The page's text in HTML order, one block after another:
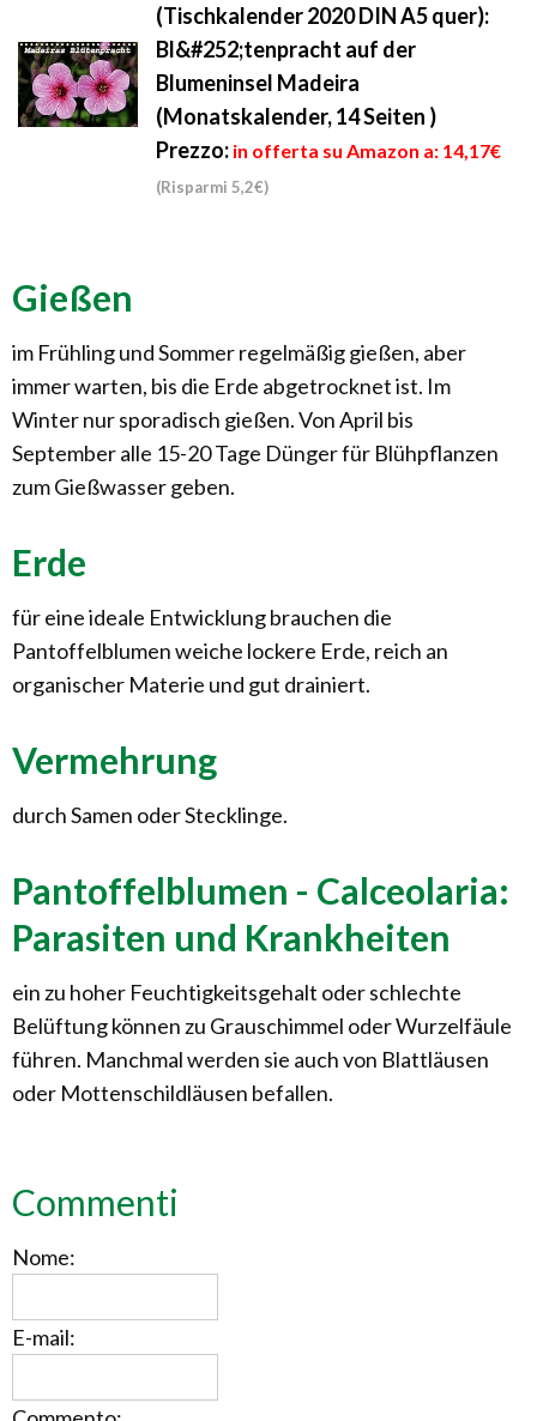
(Tischkalender 2020 DIN A5 quer):
Bl&#252;tenpracht auf der
Blumeninsel Madeira
(Monatskalender, 14 Seiten )
Prezzo: in offerta su Amazon a: 14,17€
(Risparmi 5,2€)
Gießen
im Frühling und Sommer regelmäßig gießen, aber
immer warten, bis die Erde abgetrocknet ist. Im
Winter nur sporadisch gießen. Von April bis
September alle 15-20 Tage Dünger für Blühpflanzen
zum Gießwasser geben.
Erde
für eine ideale Entwicklung brauchen die
Pantoffelblumen weiche lockere Erde, reich an
organischer Materie und gut drainiert.
Vermehrung
durch Samen oder Stecklinge.
Pantoffelblumen - Calceolaria:
Parasiten und Krankheiten
ein zu hoher Feuchtigkeitsgehalt oder schlechte
Belüftung können zu Grauschimmel oder Wurzelfäule
führen. Manchmal werden sie auch von Blattläusen
oder Mottenschildläusen befallen.
Commenti
Nome:
E-mail: